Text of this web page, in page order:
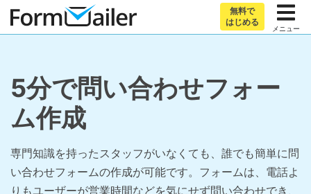
無料で
はじめる
メニュー
5分で問い合わせフォー
ム作成
専門知識を持ったスタッフがいなくても、誰でも簡単に問
い合わせフォームの作成が可能です。フォームは、電話よ
りもユーザーが営業時間などを気にせず問い合わせでき、